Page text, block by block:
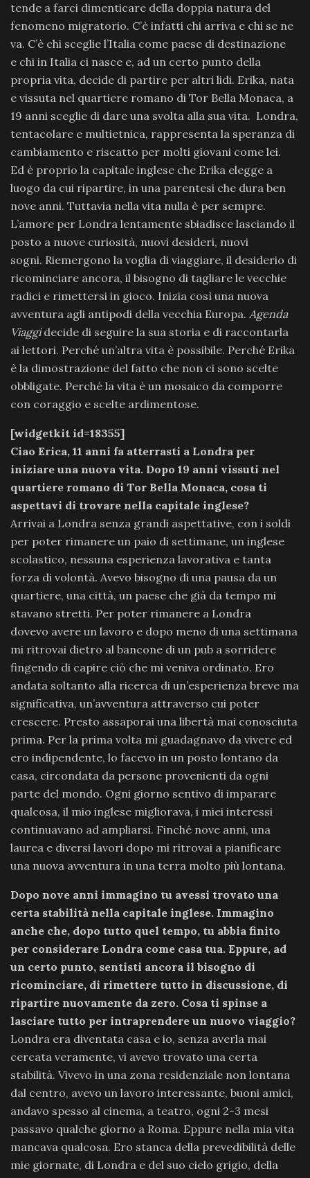
tende a farci dimenticare della doppia natura del
fenomeno migratorio. C’è infatti chi arriva e chi se ne
va. C’è chi sceglie l’Italia come paese di destinazione
e chi in Italia ci nasce e, ad un certo punto della
propria vita, decide di partire per altri lidi. Erika, nata
e vissuta nel quartiere romano di Tor Bella Monaca, a
19 anni sceglie di dare una svolta alla sua vita. Londra,
tentacolare e multietnica, rappresenta la speranza di
cambiamento e riscatto per molti giovani come lei.
Ed è proprio la capitale inglese che Erika elegge a
luogo da cui ripartire, in una parentesi che dura ben
nove anni. Tuttavia nella vita nulla è per sempre.
L’amore per Londra lentamente sbiadisce lasciando il
posto a nuove curiosità, nuovi desideri, nuovi
sogni. Riemergono la voglia di viaggiare, il desiderio di
ricominciare ancora, il bisogno di tagliare le vecchie
radici e rimettersi in gioco. Inizia così una nuova
avventura agli antipodi della vecchia Europa. Agenda
Viaggidecide di seguire la sua storia e di raccontarla
ai lettori. Perché un’altra vita è possibile. Perché Erika
è la dimostrazione del fatto che non ci sono scelte
obbligate. Perché la vita è un mosaico da comporre
con coraggio e scelte ardimentose.
[widgetkit id=18355]
Ciao Erica, 11 anni fa atterrasti a Londra per
iniziare una nuova vita. Dopo 19 anni vissuti nel
quartiere romano di Tor Bella Monaca, cosa ti
aspettavi di trovare nella capitale inglese?
Arrivai a Londra senza grandi aspettative, con i soldi
per poter rimanere un paio di settimane, un inglese
scolastico, nessuna esperienza lavorativa e tanta
forza di volontà. Avevo bisogno di una pausa da un
quartiere, una città, un paese che già da tempo mi
stavano stretti. Per poter rimanere a Londra
dovevo avere un lavoro e dopo meno di una settimana
mi ritrovai dietro al bancone di un pub a sorridere
fingendo di capire ciò che mi veniva ordinato. Ero
andata soltanto alla ricerca di un’esperienza breve ma
significativa, un’avventura attraverso cui poter
crescere. Presto assaporai una libertà mai conosciuta
prima. Per la prima volta mi guadagnavo da vivere ed
ero indipendente, lo facevo in un posto lontano da
casa, circondata da persone provenienti da ogni
parte del mondo. Ogni giorno sentivo di imparare
qualcosa, il mio inglese migliorava, i miei interessi
continuavano ad ampliarsi. Finché nove anni, una
laurea e diversi lavori dopo mi ritrovai a pianificare
una nuova avventura in una terra molto più lontana.
Dopo nove anni immagino tu avessi trovato una
certa stabilità nella capitale inglese. Immagino
anche che, dopo tutto quel tempo, tu abbia finito
per considerare Londra come casa tua. Eppure, ad
un certo punto, sentisti ancora il bisogno di
ricominciare, di rimettere tutto in discussione, di
ripartire nuovamente da zero. Cosa ti spinse a
lasciare tutto per intraprendere un nuovo viaggio?
Londra era diventata casa e io, senza averla mai
cercata veramente, vi avevo trovato una certa
stabilità. Vivevo in una zona residenziale non lontana
dal centro, avevo un lavoro interessante, buoni amici,
andavo spesso al cinema, a teatro, ogni 2-3 mesi
passavo qualche giorno a Roma. Eppure nella mia vita
mancava qualcosa. Ero stanca della prevedibilità delle
mie giornate, di Londra e del suo cielo grigio, della